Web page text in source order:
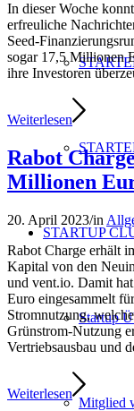
STARTUP
Startup
Mitglied
In dieser Woche
erfreuliche
Seed-
sogar 17,5 Millionen
ihre Investoren
Weiterlesen
Rabot
Millionen
20. April 2023/in
Rabot Charge erhält
Kapital von den
und vent.io. Damit
Euro eingesammelt
Stromnutzung,
Grünstrom-Nutzung
Vertriebsausbau und
Weiterlesen